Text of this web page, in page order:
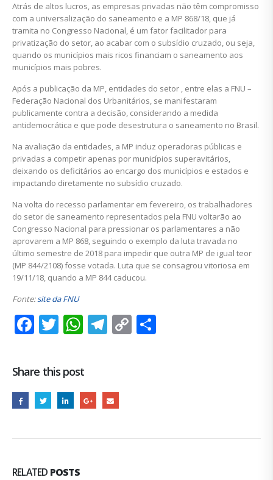
Atrás de altos lucros, as empresas privadas não têm compromisso
com a universalização do saneamento e a MP 868/18, que já
tramita no Congresso Nacional, é um fator facilitador para
privatização do setor, ao acabar com o subsídio cruzado, ou seja,
quando os municípios mais ricos financiam o saneamento aos
municípios mais pobres.
Após a publicação da MP, entidades do setor , entre elas a FNU –
Federação Nacional dos Urbanitários, se manifestaram
publicamente contra a decisão, considerando a medida
antidemocrática e que pode desestrutura o saneamento no Brasil.
Na avaliação da entidades, a MP induz operadoras públicas e
privadas a competir apenas por municípios superavitários,
deixando os deficitários ao encargo dos municípios e estados e
impactando diretamente no subsídio cruzado.
Na volta do recesso parlamentar em fevereiro, os trabalhadores
do setor de saneamento representados pela FNU voltarão ao
Congresso Nacional para pressionar os parlamentares a não
aprovarem a MP 868, seguindo o exemplo da luta travada no
último semestre de 2018 para impedir que outra MP de igual teor
(MP 844/2108) fosse votada. Luta que se consagrou vitoriosa em
19/11/18, quando a MP 844 caducou.
Fonte:site da FNU
Facebook
Twitter
WhatsApp
Telegram
Copy
Share this post
RELATED POSTS